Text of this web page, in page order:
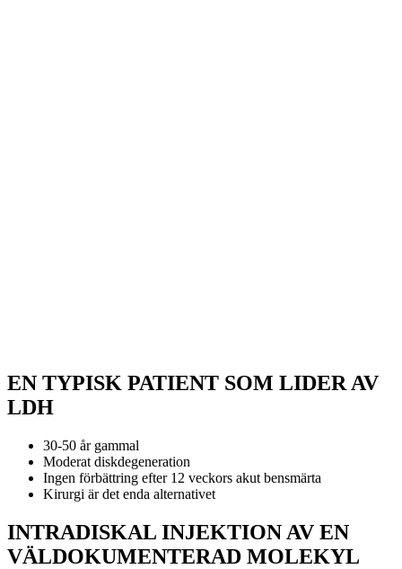
EN TYPISK PATIENT SOM LIDER AV
LDH
30-50 år gammal
Moderat diskdegeneration
Ingen förbättring efter 12 veckors akut bensmärta
Kirurgi är det enda alternativet
INTRADISKAL INJEKTION AV EN
VÄLDOKUMENTERAD MOLEKYL